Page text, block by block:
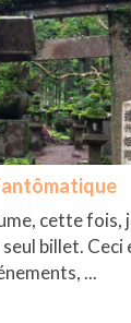
cette fois,
billet. Ceci
...